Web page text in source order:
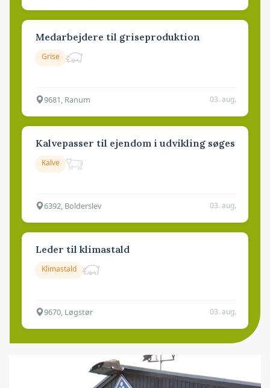
Medarbejdere til griseproduktion
Grise
9681, Ranum 03. aug.
Kalvepasser til ejendom i udvikling søges
Kalve
6392, Bolderslev 03. aug.
Leder til klimastald
Klimastald
9670, Løgstør 03. aug.